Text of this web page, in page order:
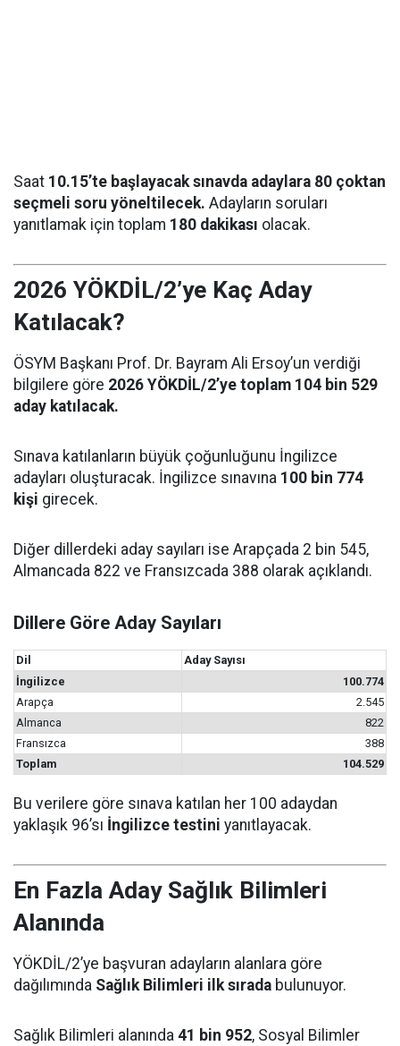
Saat 10.15’te başlayacak sınavda adaylara 80 çoktan
seçmeli soru yöneltilecek. Adayların soruları
yanıtlamak için toplam 180 dakikası olacak.
2026 YÖKDİL/2’ye Kaç Aday
Katılacak?
ÖSYM Başkanı Prof. Dr. Bayram Ali Ersoy’un verdiği
bilgilere göre 2026 YÖKDİL/2’ye toplam 104 bin 529
aday katılacak.
Sınava katılanların büyük çoğunluğunu İngilizce
adayları oluşturacak. İngilizce sınavına 100 bin 774
kişi girecek.
Diğer dillerdeki aday sayıları ise Arapçada 2 bin 545,
Almancada 822 ve Fransızcada 388 olarak açıklandı.
Dillere Göre Aday Sayıları
Dil
Aday Sayısı
İngilizce
100.774
Arapça
2.545
Almanca
822
Fransızca
388
Toplam
104.529
Bu verilere göre sınava katılan her 100 adaydan
yaklaşık 96’sı İngilizce testini yanıtlayacak.
En Fazla Aday Sağlık Bilimleri
Alanında
YÖKDİL/2’ye başvuran adayların alanlara göre
dağılımında Sağlık Bilimleri ilk sırada bulunuyor.
Sağlık Bilimleri alanında 41 bin 952, Sosyal Bilimler